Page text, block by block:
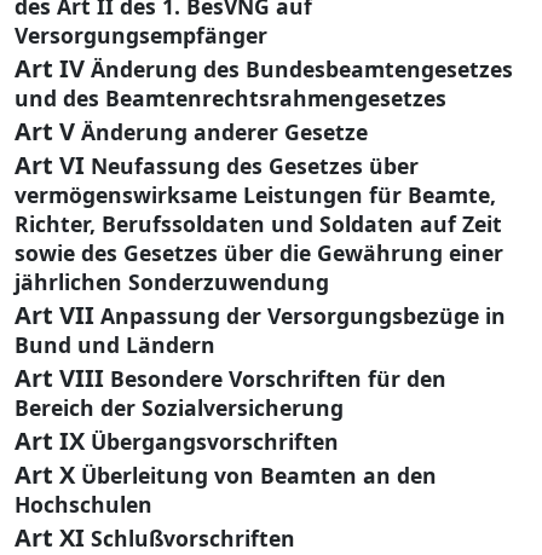
des Art II des 1. BesVNG auf
Versorgungsempfänger
Art IV Änderung des Bundesbeamtengesetzes
und des Beamtenrechtsrahmengesetzes
Art V Änderung anderer Gesetze
Art VI Neufassung des Gesetzes über
vermögenswirksame Leistungen für Beamte,
Richter, Berufssoldaten und Soldaten auf Zeit
sowie des Gesetzes über die Gewährung einer
jährlichen Sonderzuwendung
Art VII Anpassung der Versorgungsbezüge in
Bund und Ländern
Art VIII Besondere Vorschriften für den
Bereich der Sozialversicherung
Art IX Übergangsvorschriften
Art X Überleitung von Beamten an den
Hochschulen
Art XI Schlußvorschriften